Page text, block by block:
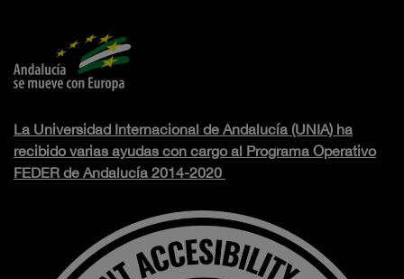
La Universidad Internacional de Andalucía (UNIA) ha
recibido varias ayudas con cargo al Programa Operativo
FEDER de Andalucía 2014-2020